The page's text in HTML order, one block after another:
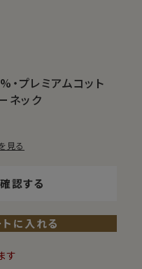
・プレミアムコット
ネック
見る
認する
トに入れる
す